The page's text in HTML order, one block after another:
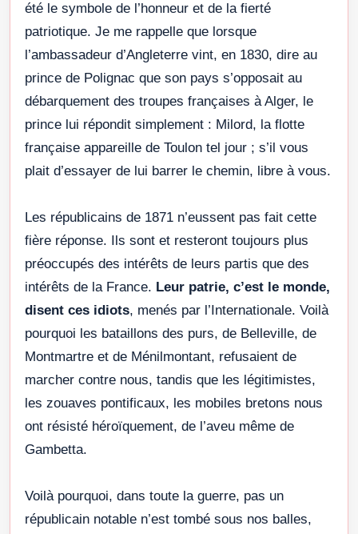
été le symbole de l’honneur et de la fierté
patriotique. Je me rappelle que lorsque
l’ambassadeur d’Angleterre vint, en 1830, dire au
prince de Polignac que son pays s’opposait au
débarquement des troupes françaises à Alger, le
prince lui répondit simplement : Milord, la flotte
française appareille de Toulon tel jour ; s’il vous
plait d’essayer de lui barrer le chemin, libre à vous.
Les républicains de 1871 n’eussent pas fait cette
fière réponse. Ils sont et resteront toujours plus
préoccupés des intérêts de leurs partis que des
intérêts de la France. Leur patrie, c’est le monde,
disent ces idiots, menés par l’Internationale. Voilà
pourquoi les bataillons des purs, de Belleville, de
Montmartre et de Ménilmontant, refusaient de
marcher contre nous, tandis que les légitimistes,
les zouaves pontificaux, les mobiles bretons nous
ont résisté héroïquement, de l’aveu même de
Gambetta.
Voilà pourquoi, dans toute la guerre, pas un
républicain notable n’est tombé sous nos balles,